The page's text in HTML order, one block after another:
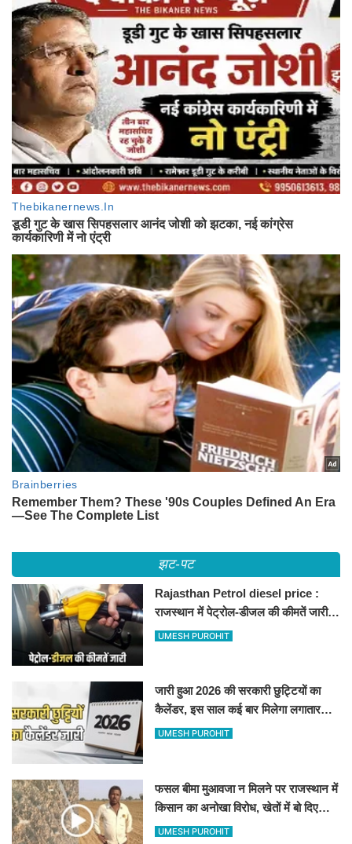
झट-पट
Rajasthan Petrol diesel price :
राजस्थान में पेट्रोल-डीजल की कीमतें जारी,
जानिए बीकानेर समेत पुरे प्रदेश में नए रेट
UMESH PUROHIT
जारी हुआ 2026 की सरकारी छुट्टियों का
कैलेंडर, इस साल कई बार मिलेगा लगातार
अवकाश, देखें
UMESH PUROHIT
फसल बीमा मुआवजा न मिलने पर राजस्थान में
किसान का अनोखा विरोध, खेतों में बो दिए
500-500 रुपए के नोट, वीडियो वायरल
UMESH PUROHIT